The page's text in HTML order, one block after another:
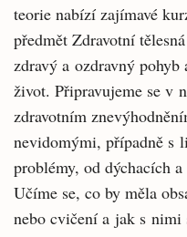
teorie nabízí zajímavé
předmět Zdravotní
zdravý a ozdravný
život. Připravujeme se v
zdravotním
nevidomými, případně s
problémy, od dýchacích
Učíme se, co by měla
nebo cvičení a jak s nimi